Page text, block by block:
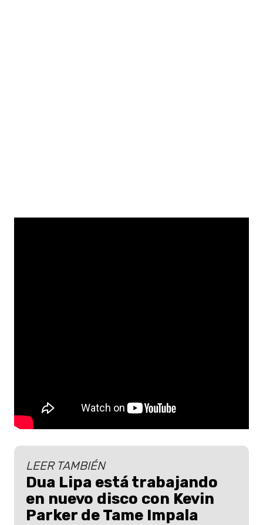
LEER TAMBIÉN
Dua Lipa está trabajando
en nuevo disco con Kevin
Parker de Tame Impala